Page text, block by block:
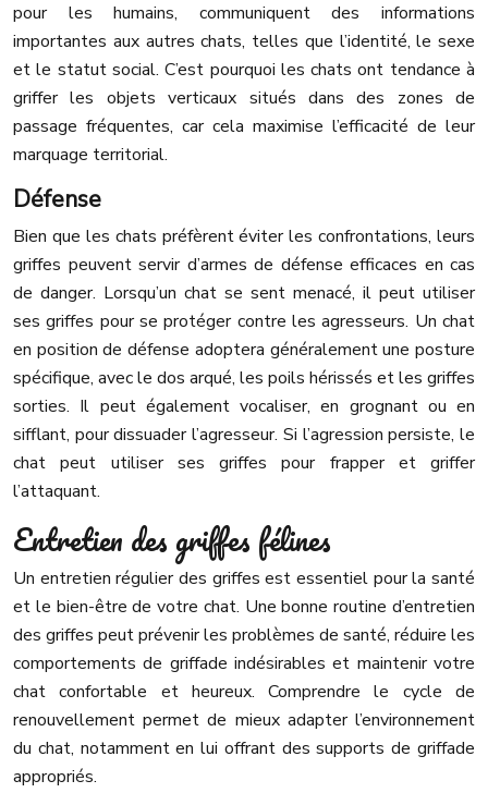
pour les humains, communiquent des informations
importantes aux autres chats, telles que l’identité, le sexe
et le statut social. C’est pourquoi les chats ont tendance à
griffer les objets verticaux situés dans des zones de
passage fréquentes, car cela maximise l’efficacité de leur
marquage territorial.
Défense
Bien que les chats préfèrent éviter les confrontations, leurs
griffes peuvent servir d’armes de défense efficaces en cas
de danger. Lorsqu’un chat se sent menacé, il peut utiliser
ses griffes pour se protéger contre les agresseurs. Un chat
en position de défense adoptera généralement une posture
spécifique, avec le dos arqué, les poils hérissés et les griffes
sorties. Il peut également vocaliser, en grognant ou en
sifflant, pour dissuader l’agresseur. Si l’agression persiste, le
chat peut utiliser ses griffes pour frapper et griffer
l’attaquant.
Entretien des griffes félines
Un entretien régulier des griffes est essentiel pour la santé
et le bien-être de votre chat. Une bonne routine d’entretien
des griffes peut prévenir les problèmes de santé, réduire les
comportements de griffade indésirables et maintenir votre
chat confortable et heureux. Comprendre le cycle de
renouvellement permet de mieux adapter l’environnement
du chat, notamment en lui offrant des supports de griffade
appropriés.